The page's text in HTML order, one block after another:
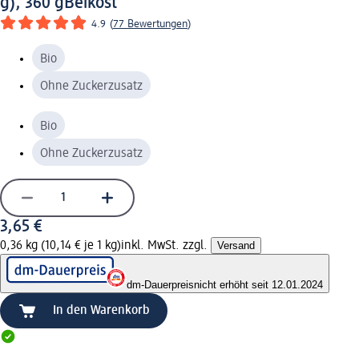
4.9 (77 Bewertungen)
Bio
Ohne Zuckerzusatz
Bio
Ohne Zuckerzusatz
3,65 €
0,36 kg (10,14 € je 1 kg)inkl. MwSt. zzgl. Versand
dm-Dauerpreisnicht erhöht seit 12.01.2024
In den Warenkorb